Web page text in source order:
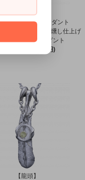
【龍頭】
烏菊紋パイプペンダント
チェーントップ 燻し仕上げ
烏フェザーペンダント
33,000円(税3,000円)
【龍頭】